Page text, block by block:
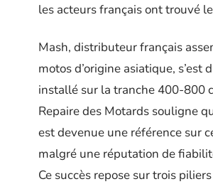
les acteurs français ont trouvé
Mash, distributeur français
motos d’origine asiatique, s’est
installé sur la tranche 400-800
Repaire des Motards souligne
est devenue une référence sur
malgré une réputation de
Ce succès repose sur trois piliers